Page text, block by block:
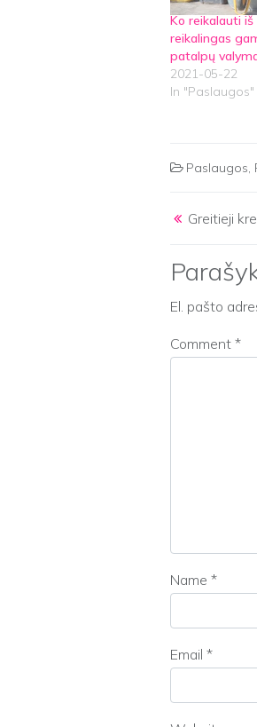
Ko reikalauti
reikalingas
patalpų
2021-05-22
In "Paslaugos"
Paslaugos,
Post
Greitieji
El. pašto
Comment *
Name *
Email *